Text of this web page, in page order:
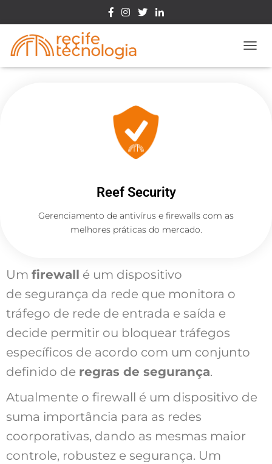
Reef Security
Gerenciamento de antivírus e firewalls com as
melhores práticas do mercado.
Um firewall
é um dispositivo
de segurança da rede que monitora o
tráfego de rede de entrada e saída e
decide permitir ou bloquear tráfegos
específicos de acordo com um conjunto
definido de regras de segurança.
Atualmente o firewall é um dispositivo de
suma importância para as redes
coorporativas, dando as mesmas maior
controle, robustez e segurança. Um